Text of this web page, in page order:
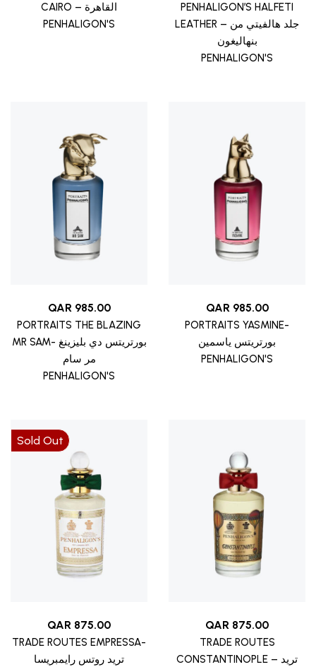
CAIRO – القاهرة
PENHALIGON'S
PENHALIGON’S HALFETI
LEATHER – جلد هالفيتي من
بنهاليغون
PENHALIGON'S
QAR 985.00
PORTRAITS THE BLAZING
MR SAM- بورتريتس دي بليزينغ
مر سام
PENHALIGON'S
QAR 985.00
PORTRAITS YASMINE-
بورتريتس ياسمين
PENHALIGON'S
Sold Out
QAR 875.00
TRADE ROUTES EMPRESSA-
تريد روتس رايمبريسا
QAR 875.00
TRADE ROUTES
CONSTANTINOPLE – تريد